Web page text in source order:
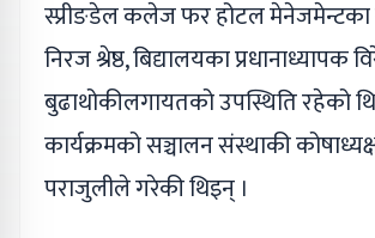
स्प्रीङडेल कलेज फर होटल
निरज श्रेष्ठ, बिद्यालयका प्रधानाध्यापक
बुढाथोकीलगायतको उपस्थिति रहेको
कार्यक्रमको सञ्चालन संस्थाकी
पराजुलीले गरेकी थिइन् ।